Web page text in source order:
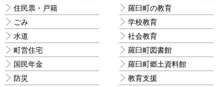
住民票・戸籍
ごみ
水道
町営住宅
国民年金
防災
羅臼町の教育
学校教育
社会教育
羅臼町図書館
羅臼町郷土資料館
教育支援